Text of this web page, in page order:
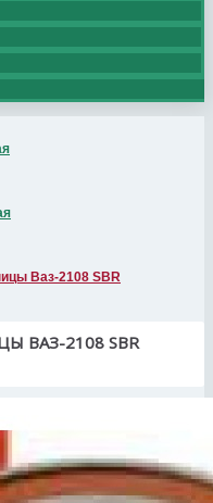
Ваз-2108 SBR
ВАЗ-2108 SBR